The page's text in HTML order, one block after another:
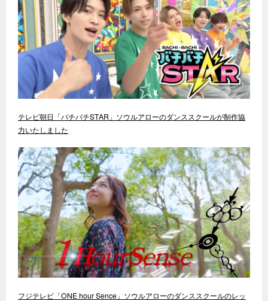
テレビ朝日「バチバチSTAR」ソウルアローのダンススクールが制作協
力いたしました
フジテレビ「ONE hour Sence」ソウルアローのダンススクールのレッ